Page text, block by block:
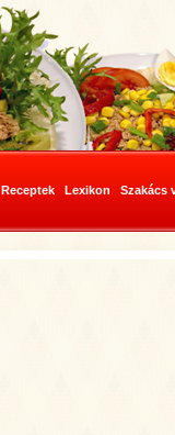
Receptek Lexikon Szakács